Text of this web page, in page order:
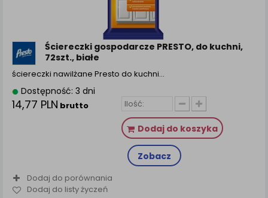
Ściereczki gospodarcze PRESTO, do kuchni,
72szt., białe
ściereczki nawilżane Presto do kuchni…
Dostępność: 3 dni
14,77 PLN brutto
Dodaj do koszyka
Zobacz
Dodaj do porównania
Dodaj do listy życzeń
zamówienia na Państwa email lub wyświetlenie
Państwu prawidłowych informacji o promocjach czy
cenach indywidualnych, ważna jest Państwa
wcześniejsza zgoda której udzieliliście podczas
zakładania konta.
Każda Państwa zgoda jest dobrowolna i można ją w
Polityka prywatności (rozwiń)
Klauzula Informacyjna (rozwiń)
Lista Zaufanych Partnerów (rozwiń)